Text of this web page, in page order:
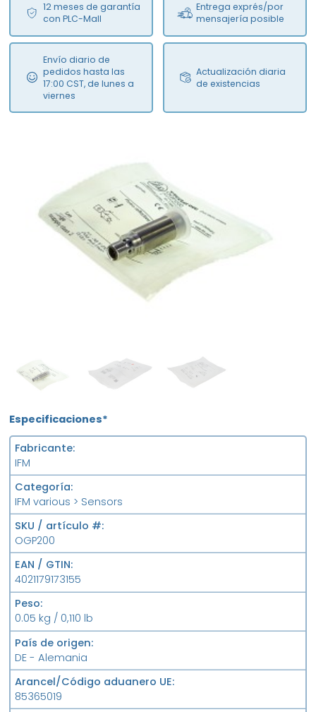
12 meses de garantía
con PLC-Mall
Entrega exprés/por
mensajería posible
Envío diario de
pedidos hasta las
17:00 CST, de lunes a
viernes
Actualización diaria
de existencias
Especificaciones*
Fabricante
IFM
Categoría
IFM various > Sensors
SKU / artículo #
OGP200
EAN / GTIN
4021179173155
Peso
0.05 kg / 0,110 lb
País de origen
DE - Alemania
Arancel/Código aduanero UE
85365019